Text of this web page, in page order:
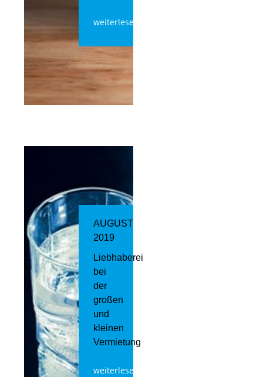
weiterlesen
AUGUST
2019
Liebhaberei
bei
der
großen
und
kleinen
Vermietung
weiterlesen